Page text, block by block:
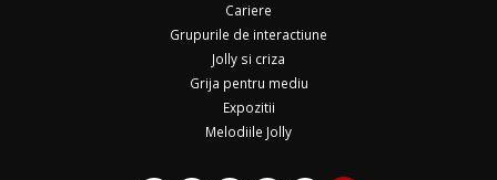
Cariere
Grupurile de interactiune
Jolly si criza
Grija pentru mediu
Expozitii
Melodiile Jolly